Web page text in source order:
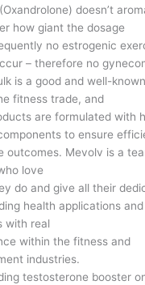
doesn’t
how giant the dosage
no estrogenic
– therefore no
is a good and well-
fitness trade, and
are formulated with
to ensure
outcomes. Mevolv is a
love
do and give all their
health applications and
with real
within the fitness and
industries.
testosterone booster